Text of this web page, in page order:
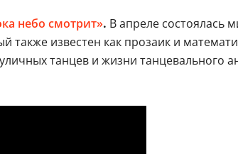
небо смотрит». В апреле состоялась
известен как прозаик и
танцев и жизни танцевального